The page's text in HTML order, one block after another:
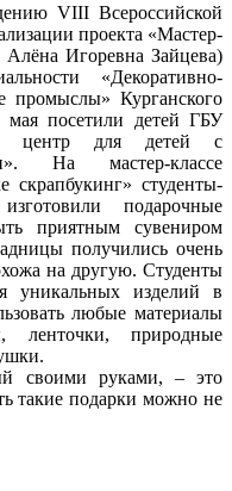
VIII Всероссийской
проекта «Мастер-
Алёна Игоревна Зайцева)
«Декоративно-
промыслы» Курганского
мая посетили детей ГБУ
центр для детей с
На мастер-классе
скрапбукинг» студенты-
подарочные
приятным сувениром
получились очень
на другую. Студенты
уникальных изделий в
любые материалы
ленточки, природные
своими руками, – это
такие подарки можно не